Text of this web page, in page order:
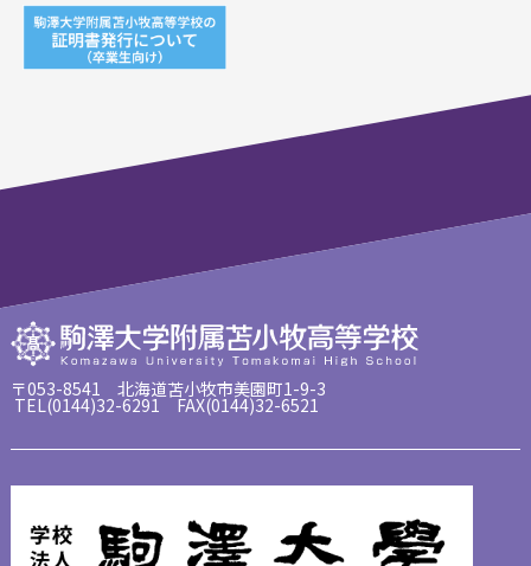
〒053-8541 北海道苫小牧市美園町1-9-3
TEL(0144)32-6291 FAX(0144)32-6521